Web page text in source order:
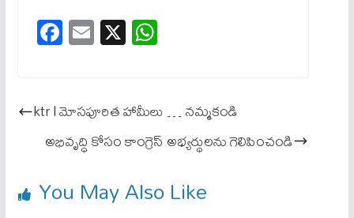
Fa
ce
ok
E
m
X W
ha
A
pp
ktr l మోసపూరిత హామీలు … నమ్మకండి
అభివృద్ధి కోసం కాంగ్రెస్ అభ్యర్థులను గెలిపించండి
You May Also Like